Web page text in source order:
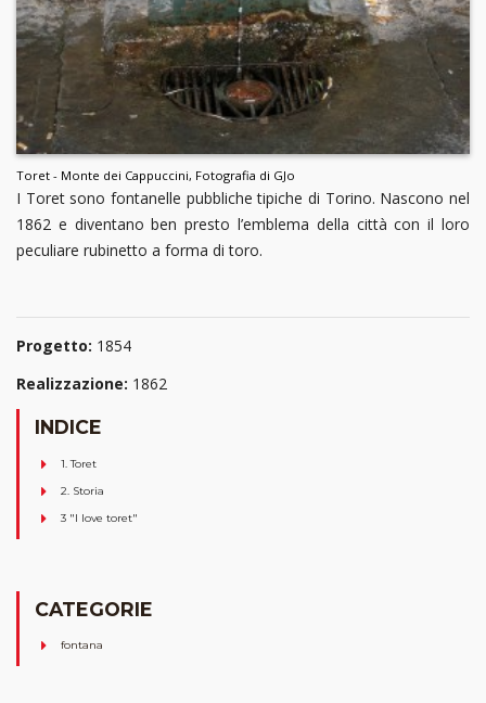
Toret - Monte dei Cappuccini, Fotografia di GJo
I Toret sono fontanelle pubbliche tipiche di Torino. Nascono nel
1862 e diventano ben presto l’emblema della città con il loro
peculiare rubinetto a forma di toro.
Progetto: 1854
Realizzazione: 1862
INDICE
1. Toret
2. Storia
3 "I love toret"
CATEGORIE
fontana